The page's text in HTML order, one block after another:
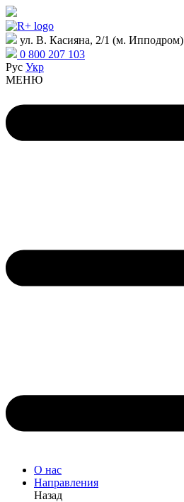
ул. В. Касияна, 2/1 (м. Ипподром)
0 800 207 103
Рус Укр
МЕНЮ
О нас
Направления
Назад